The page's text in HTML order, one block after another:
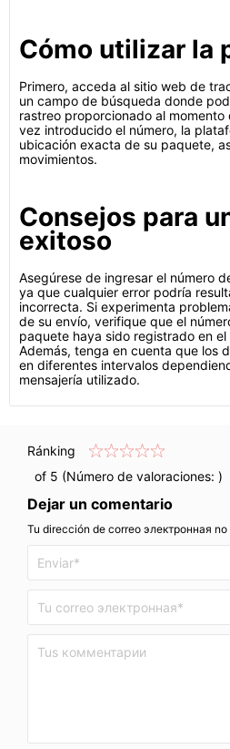
Cómo utilizar la
Primero, acceda al sitio web de
un campo de búsqueda donde
rastreo proporcionado al momento
vez introducido el número, la
ubicación exacta de su paquete,
movimientos.
Consejos para
exitoso
Asegúrese de ingresar el número
ya que cualquier error podría
incorrecta. Si experimenta
de su envío, verifique que el
paquete haya sido registrado en
Además, tenga en cuenta que los
en diferentes intervalos
mensajería utilizado.
Ránking
of 5 (Número de valoraciones: )
Dejar un comentario
Tu dirección de correo электронная